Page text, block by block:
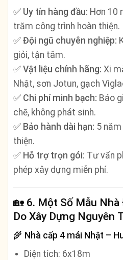
✅ Uy tín hàng đầu: Hơn 10
trăm công trình hoàn thiện.
✅ Đội ngũ chuyên nghiệp:
giỏi, tận tâm.
✅ Vật liệu chính hãng: Xi
Nhật, sơn Jotun, gạch
✅ Chi phí minh bạch: Báo
chẽ, không phát sinh.
✅ Bảo hành dài hạn: 5
thiện.
✅ Hỗ trợ trọn gói: Tư vấn
phép xây dựng miễn phí.
🏡 6. Một Số Mẫu
Do Xây Dựng Nguyên
🌾 Nhà cấp 4 mái Nhật –
Diện tích: 6x18m